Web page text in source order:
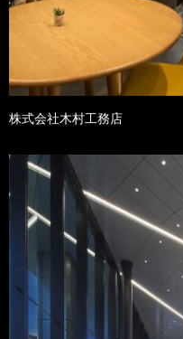
株式会社木村工務店